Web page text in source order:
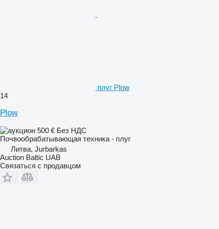
плуг Plow
14
Plow
500 € Без НДС
Почвообрабатывающая техника - плуг
Литва, Jurbarkas
Auction Baltic UAB
Связаться с продавцом